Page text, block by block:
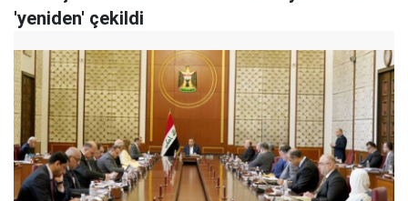
'yeniden' çekildi